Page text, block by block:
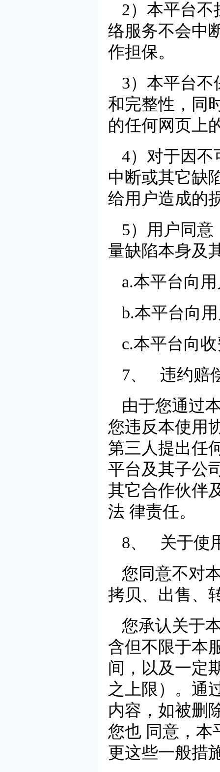
2）本平台
络服务不会中
作担保。
3）本平台
和完整性，同
的任何网页上
4）对于因不
中断或其它缺
给用户造成的
5）用户同
量缺陷本身及
a.本平台向
b.本平台向
c.本平台向
7、 违约赔
由于您通过
您违反本使用
第三人提出任
平台及其子公
其它合作伙伴
法 律责任。
8、 关于使
您同意不对
拷贝、出售、
您承认关于
含但不限于本
间，以及一定
之上限）。通
内容，如被删
您也 同意，本
更这些一般措